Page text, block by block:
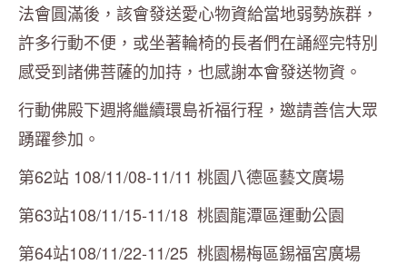
法會圓滿後，該會發送愛心物資給當地弱勢族群，
許多行動不便，或坐著輪椅的長者們在誦經完特別
感受到諸佛菩薩的加持，也感謝本會發送物資。
行動佛殿下週將繼續環島祈福行程，邀請善信大眾
踴躍參加。
第62站 108/11/08-11/11 桃園八德區藝文廣場
第63站108/11/15-11/18 桃園龍潭區運動公園
第64站108/11/22-11/25 桃園楊梅區錫福宮廣場